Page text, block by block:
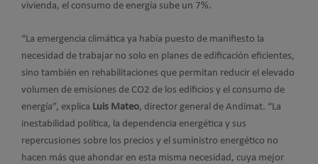
vivienda, el consumo de energía sube un 7%.
“La emergencia climática ya había puesto de manifiesto la
necesidad de trabajar no solo en planes de edificación eficientes,
sino también en rehabilitaciones que permitan reducir el elevado
volumen de emisiones de CO2 de los edificios y el consumo de
energía”, explica Luis Mateo, director general de Andimat. “La
inestabilidad política, la dependencia energética y sus
repercusiones sobre los precios y el suministro energético no
hacen más que ahondar en esta misma necesidad, cuya mejor